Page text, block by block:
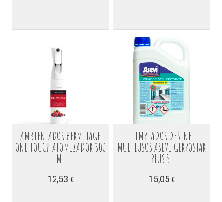
AMBIENTADOR HERMITAGE
ONE TOUCH ATOMIZADOR 300
ML
12,53 €
LIMPIADOR DESINF
MULTIUSOS ASEVI GERPOSTAR
PLUS 5L
15,05 €